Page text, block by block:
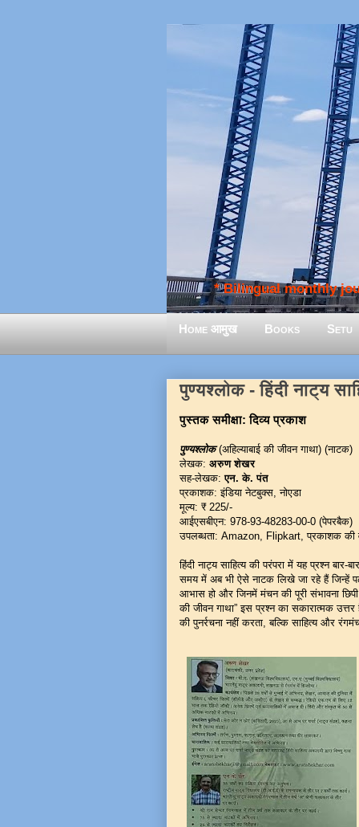
* Bilingual monthly
Home आमुख Books Setu
पुण्यश्लोक - हिंदी नाट्य
पुस्तक समीक्षा: दिव्य प्रकाश
पुण्यश्लोक(अहिल्याबाई की जीवन गाथा) (नाटक)
लेखक: अरुण शेखर
सह-लेखक:एन. के. पंत
प्रकाशक: इंडिया नेटबुक्स, नोएडा
मूल्य: ₹ 225/-
आईएसबीएन: 978-93-48283-00-0 (पेपरबैक)
उपलब्धता: Amazon, Flipkart, प्रकाशक की
हिंदी नाट्य साहित्य की परंपरा में यह प्रश्न बार-
समय में अब भी ऐसे नाटक लिखे जा रहे हैं जिन्हें
आभास हो और जिनमें मंचन की पूरी संभावना छिपी
की जीवन गाथा” इस प्रश्न का सकारात्मक
की पुनर्रचना नहीं करता, बल्कि साहित्य और